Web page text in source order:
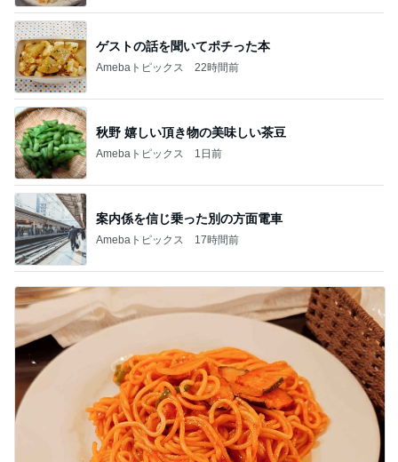
ゲストの話を聞いてポチった本
Amebaトピックス 22時間前
秋野 嬉しい頂き物の美味しい茶豆
Amebaトピックス 1日前
案内係を信じ乗った別の方面電車
Amebaトピックス 17時間前